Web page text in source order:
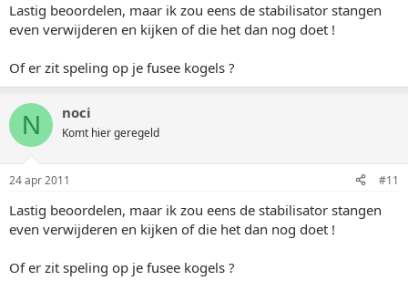
Lastig beoordelen, maar ik zou eens de stabilisator stangen
even verwijderen en kijken of die het dan nog doet !
Of er zit speling op je fusee kogels ?
N noci
Komt hier geregeld
24 apr 2011 #11
Lastig beoordelen, maar ik zou eens de stabilisator stangen
even verwijderen en kijken of die het dan nog doet !
Of er zit speling op je fusee kogels ?